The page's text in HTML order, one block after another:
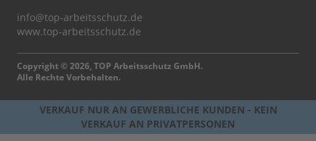
info@top-arbeitsschutz.de
www.top-arbeitsschutz.de
Copyright © 2026, TOP Arbeitsschutz GmbH.
Alle Rechte Vorbehalten.
VERKAUF NUR AN GEWERBLICHE KUNDEN - KEIN
VERKAUF AN PRIVATPERSONEN